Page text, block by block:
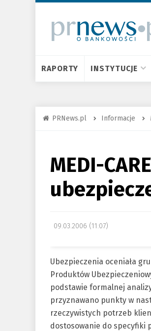
RAPORTY INSTYTUCJE
PRNews.pl Informacje
MEDI-
09.03.2006 (11:07)
Ubezpieczenia oceniała
Produktów
podstawie formalnej
przyznawano punkty w
rzeczywistych potrzeb
dostosowanie do specyfiki